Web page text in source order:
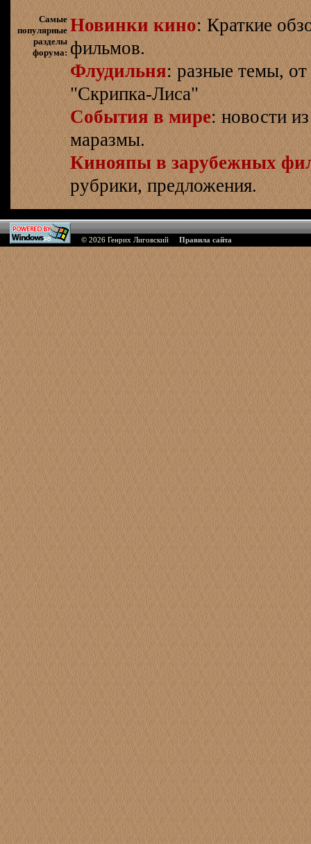
Самые
популярные
разделы
форума:
Новинки кино: Краткие
фильмов.
Флудильня: разные темы,
"Скрипка-Лиса"
События в мире: новости
маразмы.
Кинояпы в зарубежных
рубрики, предложения.
© 2026 Генрих Лиговский Правила сайта